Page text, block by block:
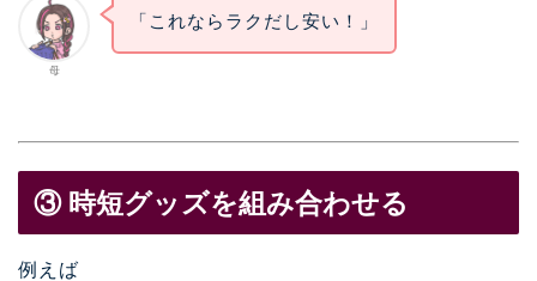
母
「これならラクだし安い！」
③ 時短グッズを組み合わせる
例えば